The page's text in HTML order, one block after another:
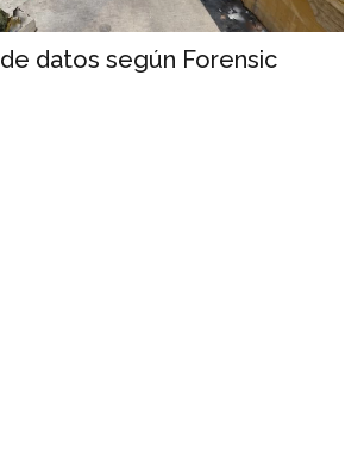
datos según Forensic